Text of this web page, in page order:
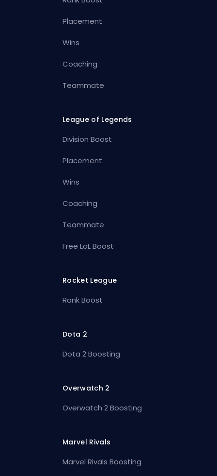
Placement
Wins
Coaching
Teammate
League of Legends
Division Boost
Placement
Wins
Coaching
Teammate
Free LoL Boost
Rocket League
Rank Boost
Dota 2
Dota 2 Boosting
Overwatch 2
Overwatch 2 Boosting
Marvel Rivals
Marvel Rivals Boosting